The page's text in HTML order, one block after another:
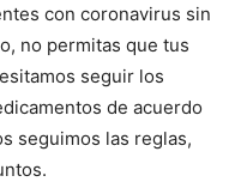
con coronavirus sin
no permitas que tus
seguir los
de acuerdo
seguimos las reglas,